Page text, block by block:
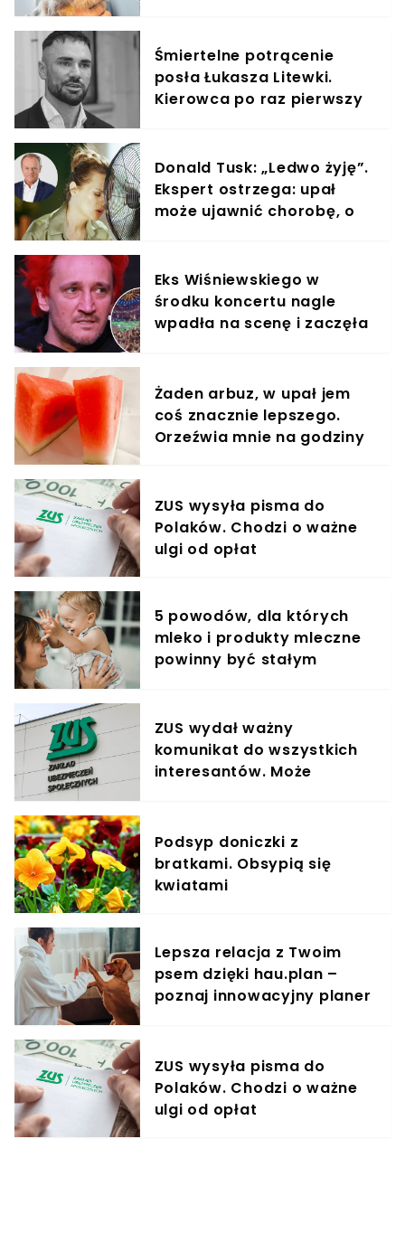
Śmiertelne potrącenie
posła Łukasza Litewki.
Kierowca po raz pierwszy
Donald Tusk: „Ledwo żyję”.
Ekspert ostrzega: upał
może ujawnić chorobę, o
Eks Wiśniewskiego w
środku koncertu nagle
wpadła na scenę i zaczęła
Żaden arbuz, w upał jem
coś znacznie lepszego.
Orzeźwia mnie na godziny
ZUS wysyła pisma do
Polaków. Chodzi o ważne
ulgi od opłat
5 powodów, dla których
mleko i produkty mleczne
powinny być stałym
ZUS wydał ważny
komunikat do wszystkich
interesantów. Może
Podsyp doniczki z
bratkami. Obsypią się
kwiatami
Lepsza relacja z Twoim
psem dzięki hau.plan –
poznaj innowacyjny planer
ZUS wysyła pisma do
Polaków. Chodzi o ważne
ulgi od opłat